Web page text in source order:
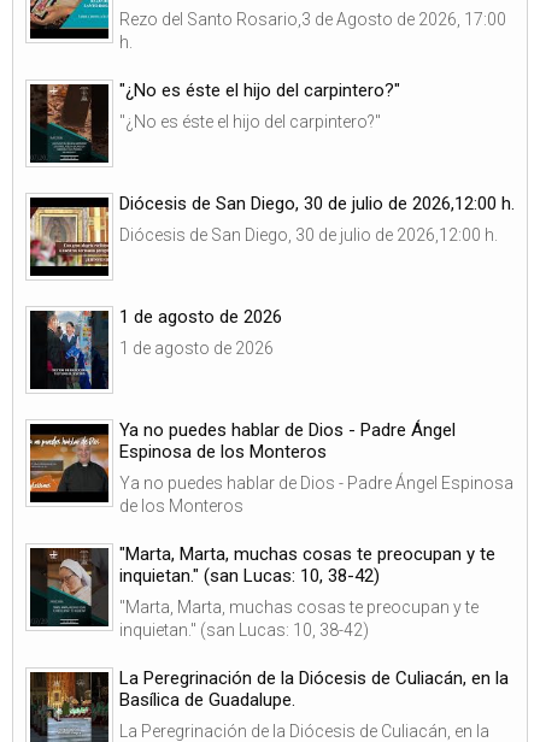
Rezo del Santo Rosario,3 de Agosto de 2026, 17:00
h.
"¿No es éste el hijo del carpintero?"
"¿No es éste el hijo del carpintero?"
Diócesis de San Diego, 30 de julio de 2026,12:00 h.
Diócesis de San Diego, 30 de julio de 2026,12:00 h.
1 de agosto de 2026
1 de agosto de 2026
Ya no puedes hablar de Dios - Padre Ángel
Espinosa de los Monteros
Ya no puedes hablar de Dios - Padre Ángel Espinosa
de los Monteros
"Marta, Marta, muchas cosas te preocupan y te
inquietan." (san Lucas: 10, 38-42)
"Marta, Marta, muchas cosas te preocupan y te
inquietan." (san Lucas: 10, 38-42)
La Peregrinación de la Diócesis de Culiacán, en la
Basílica de Guadalupe.
La Peregrinación de la Diócesis de Culiacán, en la